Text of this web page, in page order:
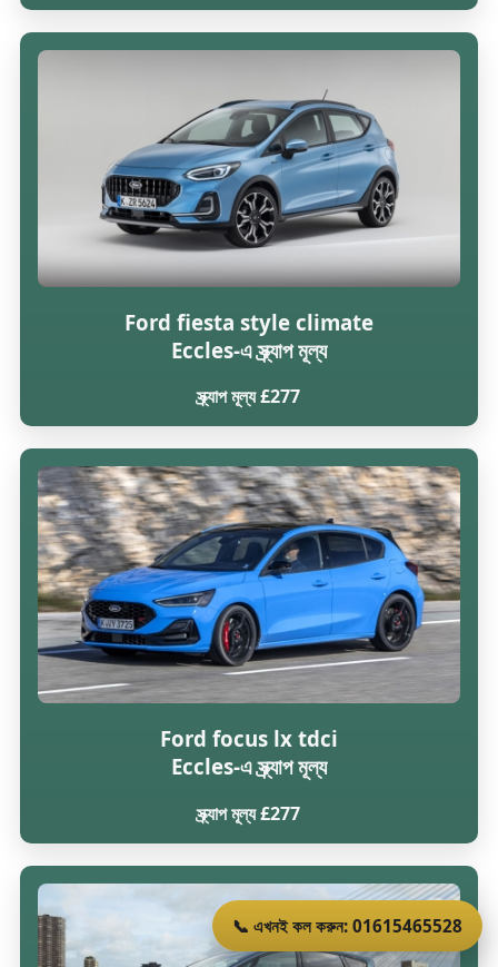
Ford fiesta style climate
Eccles-এ স্ক্র্যাপ মূল্য
স্ক্র্যাপ মূল্য £277
Ford focus lx tdci
Eccles-এ স্ক্র্যাপ মূল্য
স্ক্র্যাপ মূল্য £277
📞 এখনই কল করুন: 01615465528